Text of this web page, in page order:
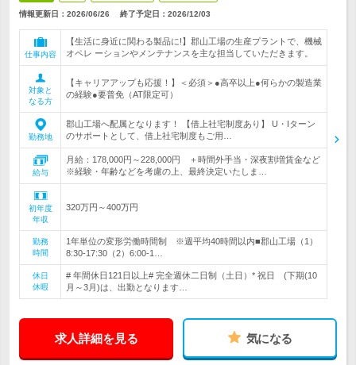
情報更新日：2026/06/26 終了予定日： 2026/12/03
仕事内容
【生活に身近に関わる製品に!】郡山工場の生産プラントで、機械
オペレ ーションやメンテナンスを主な担当していただきます。
対象と
なる方
【キャリアアップも応援！】＜必須＞●高卒以上●何らかの製造業
の経験●要普免（AT限定可）
勤務地
郡山工場へ配属となります！ 【借上社宅制度あり】 U・Iターン
のサポートとして、借上社宅制度もご用…
給与
月給：178,000円～228,000円 ＋時間外手当・深夜割増賃金など
※経験・年齢などを考慮の上、最終決定いたしま…
初年度
年収
320万円～400万円
勤務
時間
1年単位の変形労働時間制 ※週平均40時間以内■郡山工場（1）
8:30-17:30（2）6:00-1…
休日
休暇
# 年間休日121日以上# 完全週休二日制（土日）* 祝日 (下期(10
月～3月)は、出勤となります…
求人詳細を見る 気になる